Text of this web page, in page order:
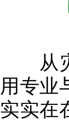
从灾
用专业
实实在